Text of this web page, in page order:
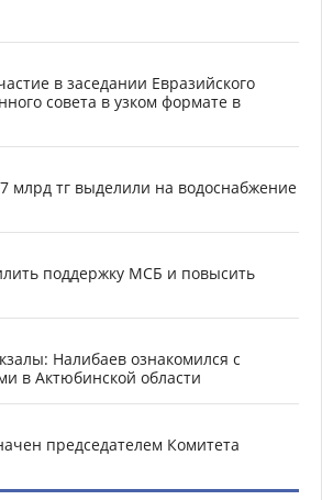
в заседании Евразийского
совета в узком формате в
млрд тг выделили на водоснабжение
поддержку МСБ и повысить
Налибаев ознакомился с
в Актюбинской области
председателем Комитета